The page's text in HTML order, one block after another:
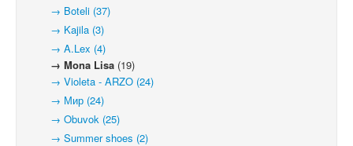
→ Boteli (37)
→ Kajila (3)
→ A.Lex (4)
→ Mona Lisa (19)
→ Violeta - ARZO (24)
→ Мир (24)
→ Obuvok (25)
→ Summer shoes (2)